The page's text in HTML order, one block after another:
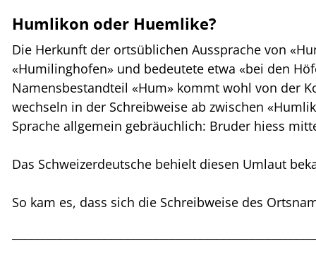
Humlikon oder Huemlike?
Die Herkunft der ortsüblichen Aussprache von
«Humilinghofen» und bedeutete etwa «bei den
Namensbestandteil «Hum» kommt wohl von der
wechseln in der Schreibweise ab zwischen
Sprache allgemein gebräuchlich: Bruder hiess
Das Schweizerdeutsche behielt diesen Umlaut
So kam es, dass sich die Schreibweise des